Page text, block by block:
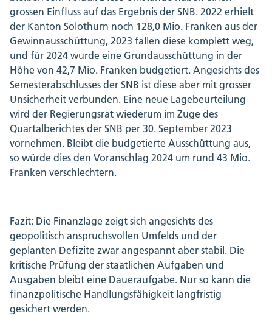
grossen Einfluss auf das Ergebnis der SNB. 2022 erhielt
der Kanton Solothurn noch 128,0 Mio. Franken aus der
Gewinnausschüttung, 2023 fallen diese komplett weg,
und für 2024 wurde eine Grundausschüttung in der
Höhe von 42,7 Mio. Franken budgetiert. Angesichts des
Semesterabschlusses der SNB ist diese aber mit grosser
Unsicherheit verbunden. Eine neue Lagebeurteilung
wird der Regierungsrat wiederum im Zuge des
Quartalberichtes der SNB per 30. September 2023
vornehmen. Bleibt die budgetierte Ausschüttung aus,
so würde dies den Voranschlag 2024 um rund 43 Mio.
Franken verschlechtern.
Fazit: Die Finanzlage zeigt sich angesichts des
geopolitisch anspruchsvollen Umfelds und der
geplanten Defizite zwar angespannt aber stabil. Die
kritische Prüfung der staatlichen Aufgaben und
Ausgaben bleibt eine Daueraufgabe. Nur so kann die
finanzpolitische Handlungsfähigkeit langfristig
gesichert werden.